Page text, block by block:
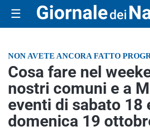
☰
NON AVETE ANCORA FATTO
Cosa fare nel
nostri comuni e a
eventi di sabato 18
domenica 19